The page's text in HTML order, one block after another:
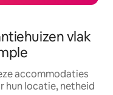
vlak
accommodaties
hun locatie, netheid